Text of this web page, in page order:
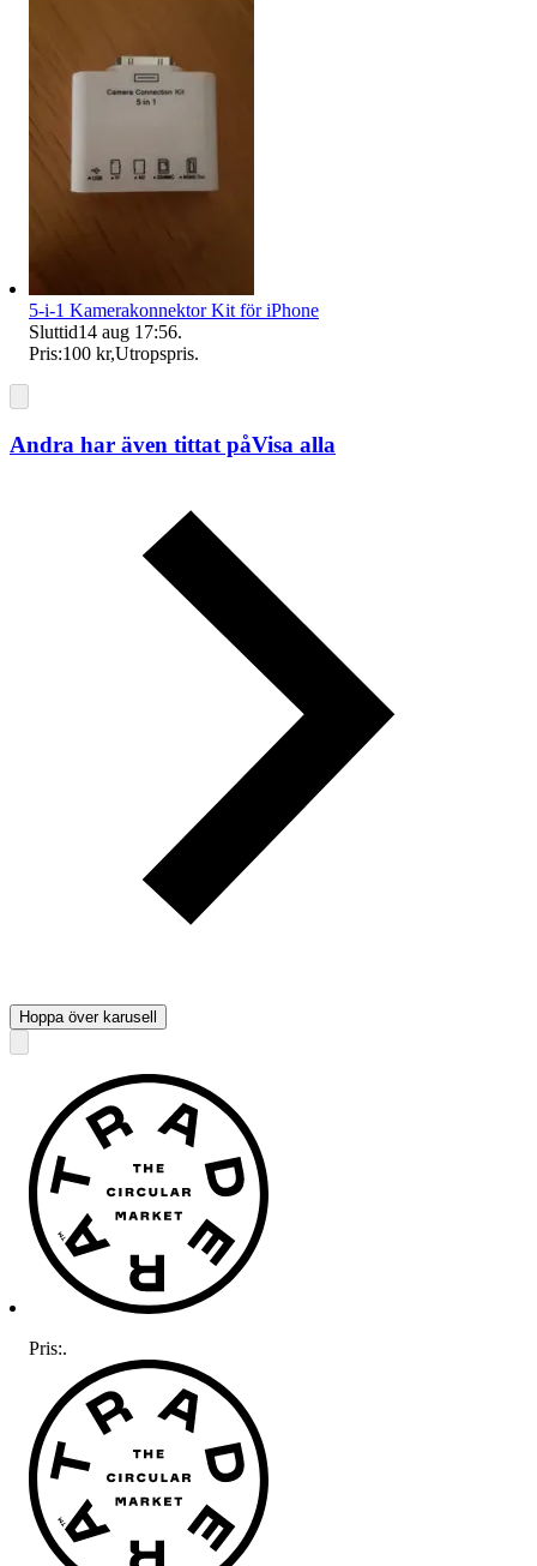
5-i-1 Kamerakonnektor Kit för iPhone
Sluttid14 aug 17:56.
Pris:100 kr,Utropspris.
Andra har även tittat påVisa alla
Hoppa över karusell
Pris:.